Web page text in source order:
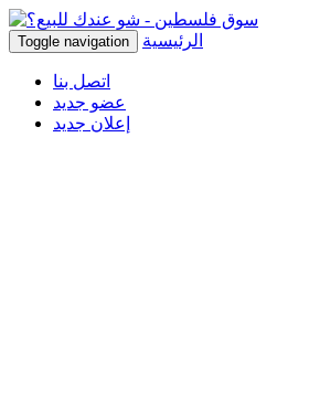
Toggle navigation الرئيسية
اتصل بنا
عضو جديد
إعلان جديد